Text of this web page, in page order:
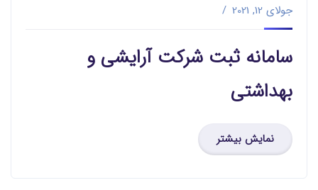
جولای 12, 2021
سامانه ثبت شرکت آرایشی و
بهداشتی
نمایش بیشتر